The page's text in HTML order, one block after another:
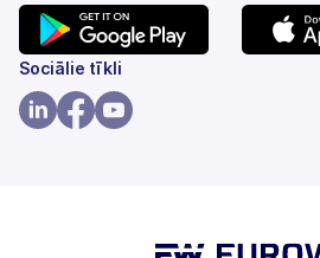
(tiek
atvērts
jaunā
Sociālie tīkli